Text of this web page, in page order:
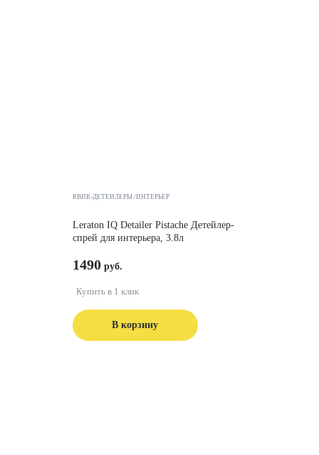
КВИК-ДЕТЕЙЛЕРЫ /ИНТЕРЬЕР
Leraton IQ Detailer Pistache Детейлер-
спрей для интерьера, 3.8л
1490
В корзину
Купить в 1 клик